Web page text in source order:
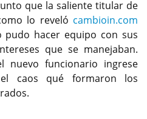
que la saliente titular de
lo reveló cambioin.com
hacer equipo con sus
que se manejaban.
nuevo funcionario ingrese
caos qué formaron los